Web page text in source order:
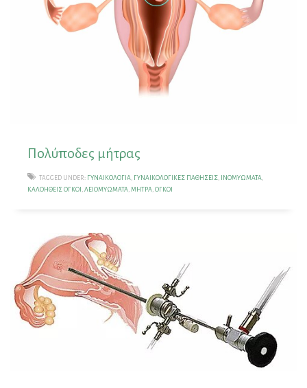
Πολύποδες μήτρας
TAGGED UNDER: ΓΥΝΑΙΚΟΛΟΓΊΑ ΓΥΝΑΙΚΟΛΟΓΙΚΈΣ ΠΑΘΉΣΕΙΣ ΙΝΟΜΥΏΜΑΤΑ
ΚΑΛΟΉΘΕΙΣ ΌΓΚΟΙ
ΛΕΙΟΜΥΏΜΑΤΑ ΜΉΤΡΑ ΌΓΚΟΙ